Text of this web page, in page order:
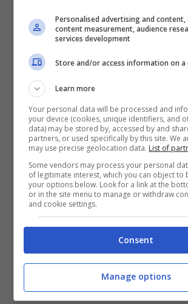
Dopo aver definito l'ingaggio
LeonardoToté, laFortitudo
gettata a capofitto sul'ex Brindisi
Banks.
stata recapitata una proposta
giocatore è interessato: per ora
abbastanza lontane, ma pare
di trattativa e l’accordo, sebbene
scontato, è ritenuto possibile.
Personalised advertising and
content measurement, audience
services development
Store and/or access information on a
Learn more
Your personal data will be processed and
your device (cookies, unique identifiers, and
data) may be stored by, accessed by and
partners, or used specifically by this site. We
may use precise geolocation data. List of
Some vendors may process your personal
of legitimate interest, which you can object to
your options below. Look for a link at the
or in the site menu to manage or withdraw
and cookie settings.
Consent
Manage options